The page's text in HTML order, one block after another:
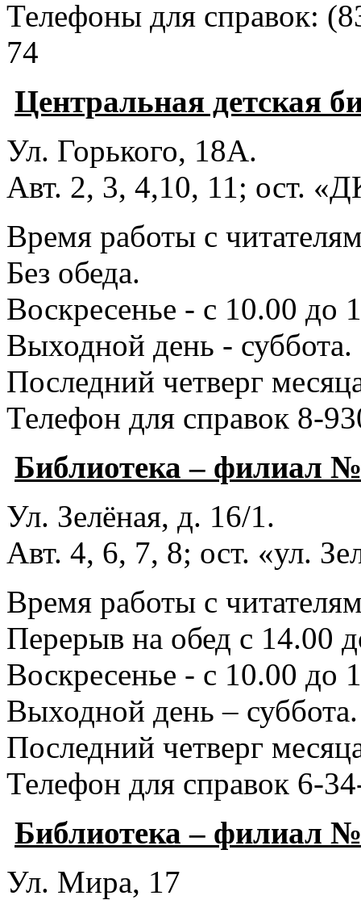
Телефоны для справок:
74
Центральная детская
Ул. Горького, 18А.
Авт. 2, 3, 4,10, 11; ост.
Время работы с
Без обеда.
Воскресенье - с 10.00 до
Выходной день - суббота.
Последний четверг
Телефон для справок 8-
Библиотека – филиал
Ул. Зелёная, д. 16/1.
Авт. 4, 6, 7, 8; ост. «ул.
Время работы с
Перерыв на обед с 14.00
Воскресенье - с 10.00 до
Выходной день – суббота.
Последний четверг
Телефон для справок 6-
Библиотека – филиал
Ул. Мира, 17